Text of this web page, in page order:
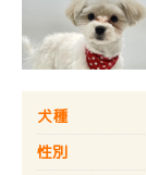
犬種
性別